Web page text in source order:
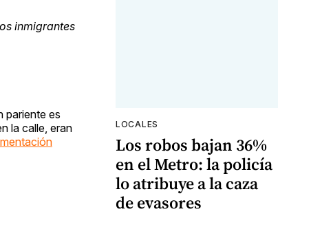
inmigrantes
pariente es
la calle, eran
LOCALES
Los robos bajan 36%
en el Metro: la policía
lo atribuye a la caza
de evasores